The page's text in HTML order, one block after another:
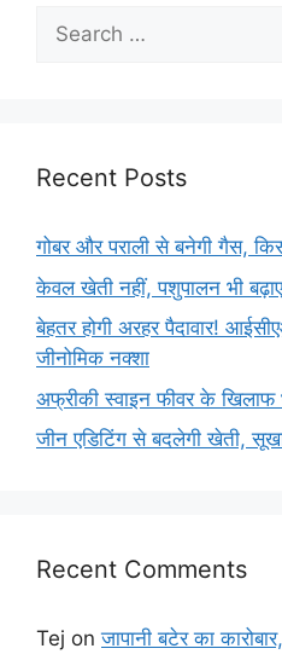
Recent Posts
गोबर और पराली से बनेगी गैस,
केवल खेती नहीं, पशुपालन भी
बेहतर होगी अरहर पैदावार!
जीनोमिक नक्शा
अफ्रीकी स्वाइन फीवर के
जीन एडिटिंग से बदलेगी खेती,
Recent Comments
Tej onजापानी बटेर का